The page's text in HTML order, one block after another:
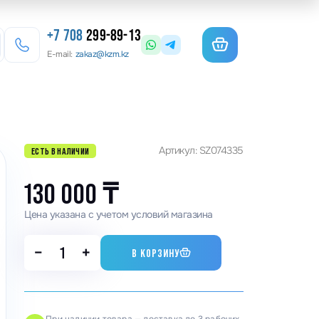
для гибки арматуры
координатные поворотные
станки
станки
камнерезные
+7 708299-89-13
E-mail: zakaz@kzm.kz
ЕСТЬ В НАЛИЧИИ Артикул: SZ074335
130 000₸
Цена указана с учетом условий магазина
− + В КОРЗИНУ